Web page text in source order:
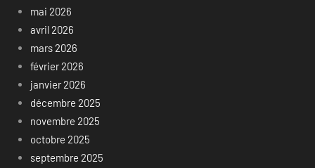
mai 2026
avril 2026
mars 2026
février 2026
janvier 2026
décembre 2025
novembre 2025
octobre 2025
septembre 2025